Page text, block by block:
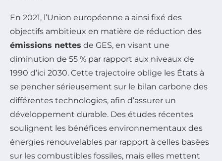
En 2021, l’Union européenne a ainsi fixé des
objectifs ambitieux en matière de réduction des
émissions nettes de GES, en visant une
diminution de 55 % par rapport aux niveaux de
1990 d’ici 2030. Cette trajectoire oblige les États à
se pencher sérieusement sur le bilan carbone des
différentes technologies, afin d’assurer un
développement durable. Des études récentes
soulignent les bénéfices environnementaux des
énergies renouvelables par rapport à celles basées
sur les combustibles fossiles, mais elles mettent